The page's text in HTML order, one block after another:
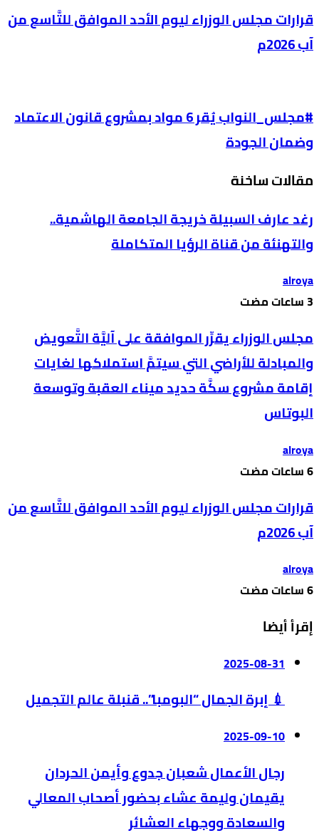
قرارات مجلس الوزراء ليوم الأحد الموافق للتَّاسع من
آب 2026م
#مجلس_النواب يُقر 6 مواد بمشروع قانون الاعتماد
وضمان الجودة
مقالات ساخنة
رغد عارف السبيلة خريجة الجامعة الهاشمية..
والتهنئة من قناة الرؤيا المتكاملة
alroya
مجلس الوزراء يقرِّر الموافقة على آليَّة التَّعويض
والمبادلة للأراضي التي سيتمَّ استملاكها لغايات
إقامة مشروع سكَّة حديد ميناء العقبة وتوسعة
البوتاس
alroya
قرارات مجلس الوزراء ليوم الأحد الموافق للتَّاسع من
آب 2026م
alroya
إقرأ أيضا
2025-08-31
💉 إبرة الجمال “البومبا”.. قنبلة عالم التجميل
2025-09-10
رجال الأعمال شعبان جدوع وأيمن الحردان
يقيمان وليمة عشاء بحضور أصحاب المعالي
والسعادة ووجهاء العشائر